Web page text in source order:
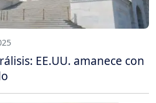
EE.UU. amanece con